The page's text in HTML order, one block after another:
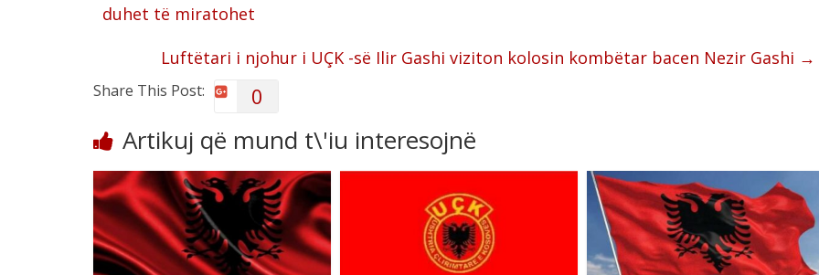
duhet të miratohet
Luftëtari i njohur i UÇK -së Ilir Gashi viziton kolosin kombëtar bacen Nezir Gashi →
Share This Post: 0
Artikuj që mund t\'iu interesojnë